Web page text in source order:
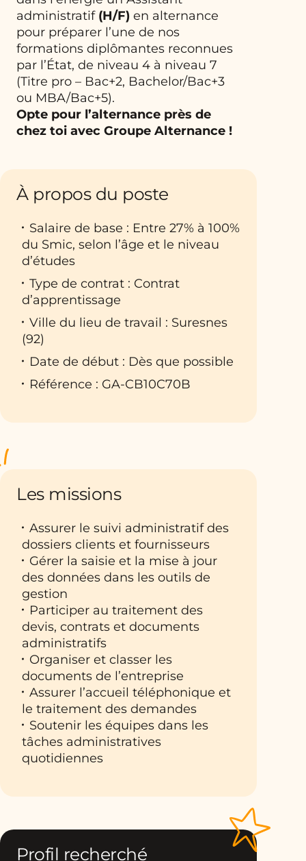
administratif (H/F) en alternance
pour préparer l’une de nos
formations diplômantes reconnues
par l’État, de niveau 4 à niveau 7
(Titre pro – Bac+2, Bachelor/Bac+3
ou MBA/Bac+5).
Opte pour l’alternance près de
chez toi avec Groupe Alternance !
À propos du poste
Salaire de base : Entre 27% à 100%
du Smic, selon l’âge et le niveau
d’études
Type de contrat : Contrat
d’apprentissage
Ville du lieu de travail : Suresnes
(92)
Date de début : Dès que possible
Référence : GA-CB10C70B
Les missions
Assurer le suivi administratif des
dossiers clients et fournisseurs
Gérer la saisie et la mise à jour
des données dans les outils de
gestion
Participer au traitement des
devis, contrats et documents
administratifs
Organiser et classer les
documents de l’entreprise
Assurer l’accueil téléphonique et
le traitement des demandes
Soutenir les équipes dans les
tâches administratives
quotidiennes
Profil recherché